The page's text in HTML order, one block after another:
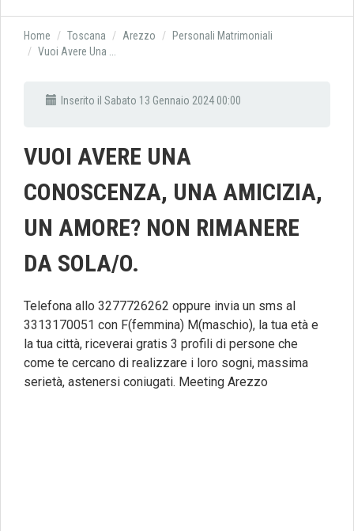
Home Toscana Arezzo
Personali Matrimoniali
Vuoi Avere Una ...
Inserito il Sabato 13 Gennaio 2024 00:00
VUOI AVERE UNA
CONOSCENZA, UNA AMICIZIA,
UN AMORE? NON RIMANERE
DA SOLA/O.
Telefona allo 3277726262 oppure invia un sms al
3313170051 con F(femmina) M(maschio), la tua età e
la tua città, riceverai gratis 3 profili di persone che
come te cercano di realizzare i loro sogni, massima
serietà, astenersi coniugati. Meeting Arezzo